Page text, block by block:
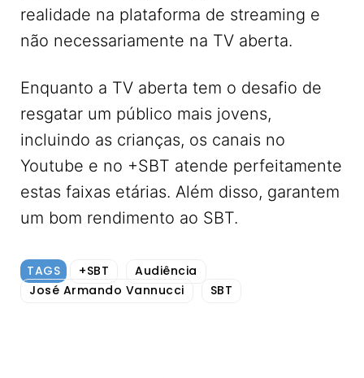
realidade na plataforma de streaming e
não necessariamente na TV aberta.
Enquanto a TV aberta tem o desafio de
resgatar um público mais jovens,
incluindo as crianças, os canais no
Youtube e no +SBT atende perfeitamente
estas faixas etárias. Além disso, garantem
um bom rendimento ao SBT.
TAGS +SBT
Audiência
José Armando Vannucci
SBT